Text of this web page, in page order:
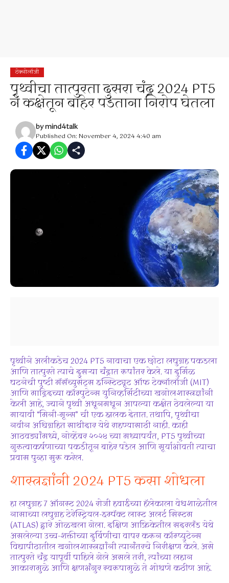
टेक्नोलॉजी
पृथ्वीचा तात्पुरता दुसरा चंद्र 2024 PT5
ने कक्षेतून बाहेर पडताना निरोप घेतला
bymind4talk
Published On: November 4, 2024 4:40 am
पृथ्वीने अलीकडेच 2024 PT5 नावाचा एक छोटा लघुग्रह पकडला
आणि तात्पुरते त्याचे दुसऱ्या चंद्रात रूपांतर केले. या दुर्मिळ
घटनेची पुष्टी मॅसॅच्युसेट्स इन्स्टिट्यूट ऑफ टेक्नॉलॉजी (MIT)
आणि माद्रिदच्या कॉम्पुटेन्स युनिव्हर्सिटीच्या खगोलशास्त्रज्ञांनी
केली आहे, ज्याने पृथ्वी अधूनमधून आपल्या कक्षेत ठेवलेल्या या
मायावी “मिनी-मून्स” ची एक झलक देतात. तथापि, पृथ्वीचा
नवीन अधिग्रहित साथीदार येथे राहण्यासाठी नाही. काही
आठवड्यांमध्ये, नोव्हेंबर २०२४ च्या मध्यापर्यंत, PT5 पृथ्वीच्या
गुरुत्वाकर्षणाच्या पकडीतून बाहेर पडेल आणि सूर्याभोवती त्याचा
प्रवास पुन्हा सुरू करेल.
शास्त्रज्ञांनी 2024 PT5 कसा शोधला
हा लघुग्रह 7 ऑगस्ट 2024 रोजी हवाईच्या हॅलेकाला वेधशाळेतील
नासाच्या लघुग्रह टेरेस्ट्रियल-इम्पॅक्ट लास्ट अलर्ट सिस्टम
(ATLAS) द्वारे ओळखला गेला. दक्षिण आफ्रिकेतील सदरलँड येथे
असलेल्या उच्च-शक्तीच्या दुर्बिणीचा वापर करून कॉम्प्युटेन्स
विद्यापीठातील खगोलशास्त्रज्ञांनी त्यानंतरचे निरीक्षण केले. असे
तात्पुरते चंद्र यापूर्वी पाहिले गेले असले तरी, त्यांच्या लहान
आकारामुळे आणि क्षणभंगुर स्वरूपामुळे ते शोधणे कठीण आहे.